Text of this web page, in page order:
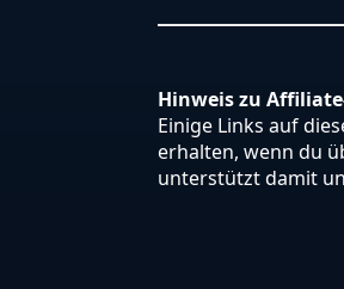
Hinweis zu
Einige Links auf
erhalten, wenn du
unterstützt damit